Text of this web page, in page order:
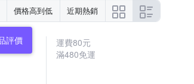
價格高到低 近期熱銷
運費80元
滿480免運